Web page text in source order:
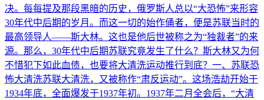
决。每每提及那段黑暗的历史，俄罗斯人总以“大恐怖”来形容
30年代中后期的岁月。而这一切的始作俑者，便是苏联当时的
最高领导人——斯大林。这也是他后世被称之为“独裁者”的来
源。那么，30年代中后期苏联究竟发生了什么？斯大林又为何
不惜犯下如此血债，也要将大清洗运动推行到底？一、苏联恐
怖大清洗苏联大清洗，又被称作“肃反运动”。这场浩劫开始于
1934年底，全面爆发于1937年初。1937年二月全会后，“大清